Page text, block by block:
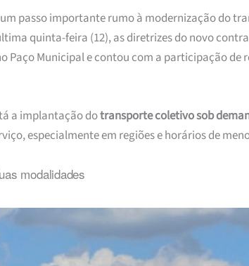
passo importante rumo à modernização do
quinta-feira (12), as diretrizes do novo
Paço Municipal e contou com a participação de
a implantação dotransporte coletivo sob
especialmente em regiões e horários de
modalidades